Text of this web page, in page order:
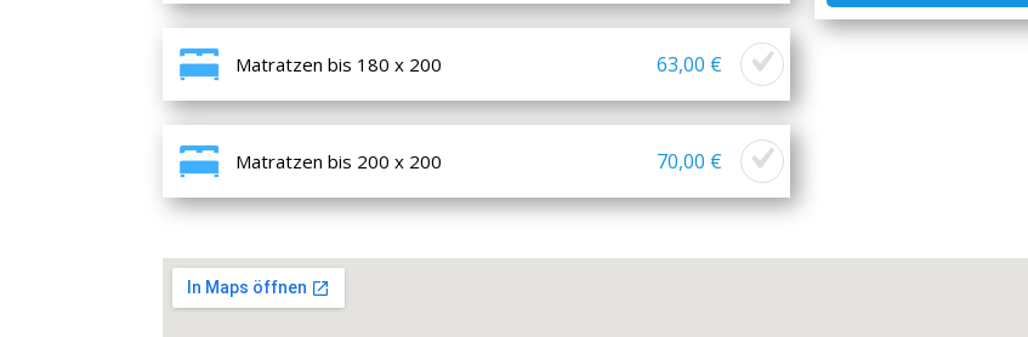
Matratzen bis 180 x 200 63,00 €
Matratzen bis 200 x 200 70,00 €